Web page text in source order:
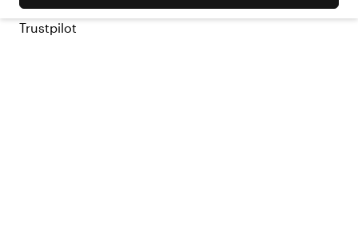
Trustpilot